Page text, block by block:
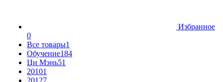
Избранное
0
Все товары1
Обучение184
Ци Мэнь51
20101